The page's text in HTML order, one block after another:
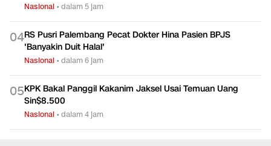
Nasional •dalam 5 jam
04RS Pusri Palembang Pecat Dokter Hina Pasien BPJS
'Banyakin Duit Halal'
Nasional •dalam 6 jam
05KPK Bakal Panggil Kakanim Jaksel Usai Temuan Uang
Sin$8.500
Nasional •dalam 4 jam